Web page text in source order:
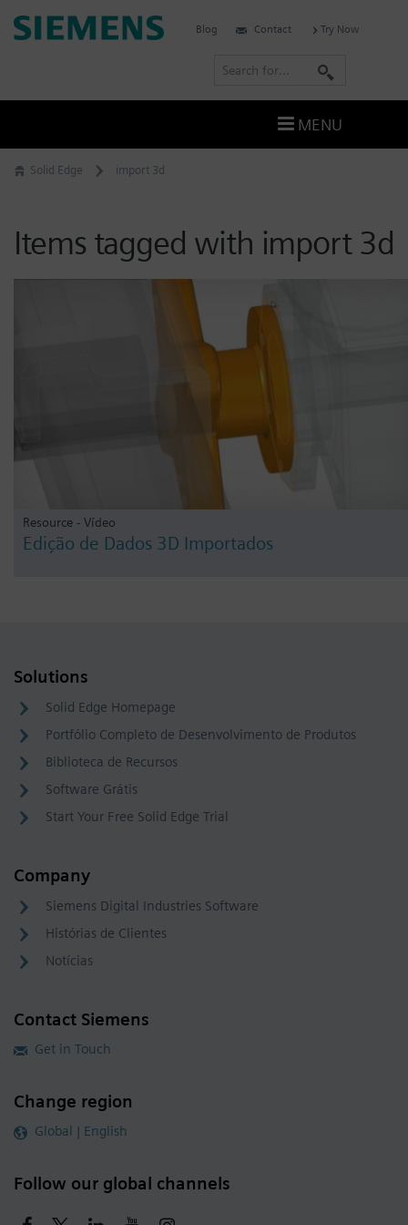
Skip
to
Solid Edge import 3d
Items tagged with import 3d
Resource - Vídeo
Edição de Dados 3D Importados
Solutions
Solid Edge Homepage
Portfólio Completo de Desenvolvimento de Produtos
Biblioteca de Recursos
Software Grátis
Start Your Free Solid Edge Trial
Company
Siemens Digital Industries Software
Histórias de Clientes
Notícias
Contact Siemens
Get in Touch
Change region
Global | English
Follow our global channels
Siemens
Blog Contact Try Now
r
MENU